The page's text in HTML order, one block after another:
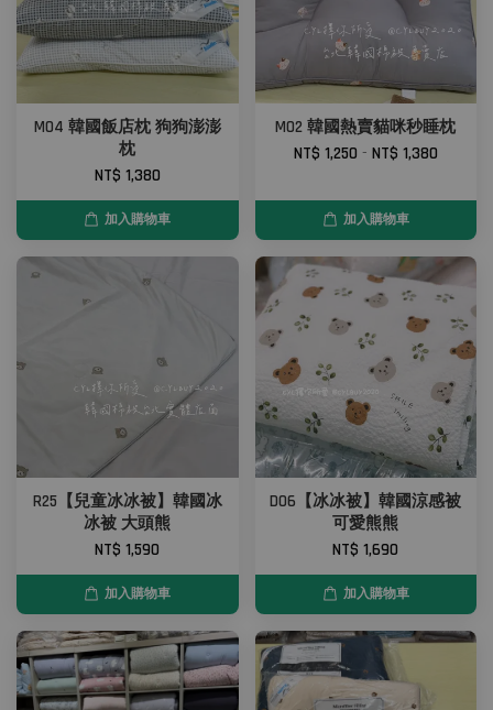
M04 韓國飯店枕 狗狗澎澎
枕
NT$ 1,380
加入購物車
M02 韓國熱賣貓咪秒睡枕
NT$ 1,250 - NT$ 1,380
加入購物車
R25【兒童冰冰被】韓國冰
冰被 大頭熊
NT$ 1,590
加入購物車
D06【冰冰被】韓國涼感被
可愛熊熊
NT$ 1,690
加入購物車